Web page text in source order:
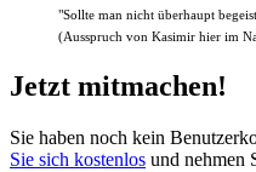
"Sollte man nicht überhaupt
(Ausspruch von Kasimir hier im
Jetzt mitmachen!
Sie haben noch kein
Sie sich kostenlos und nehmen